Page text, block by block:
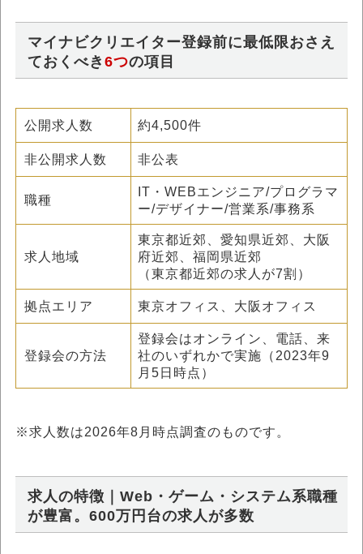
マイナビクリエイター登録前に最低限おさえ
ておくべき 6つの項目
公開求人数 約4,500件
非公開求人数 非公表
職種
IT・WEBエンジニア/プログラマ
ー/デザイナー/営業系/事務系
求人地域
東京都近郊、愛知県近郊、大阪
府近郊、福岡県近郊
（東京都近郊の求人が7割）
拠点エリア 東京オフィス、 大阪オフィス
登録会の方法
登録会はオンライン、電話、来
社のいずれかで実施（2023年9
月5日時点）
※求人数は2026年8月 時点調査のものです。
求人の特徴｜Web・ゲーム・システム系職種
が豊富。600万円台の求人が多数